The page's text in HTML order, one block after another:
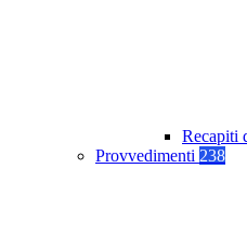
Recapiti
Provvedimenti 238